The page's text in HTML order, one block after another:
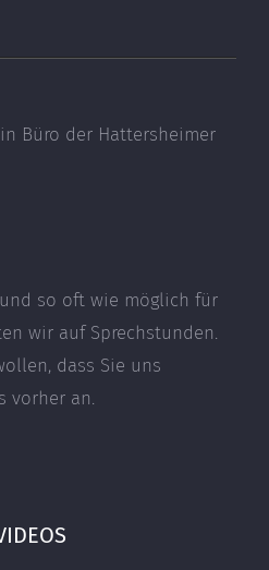
Büro der Hattersheimer
so oft wie möglich für
wir auf Sprechstunden.
dass Sie uns
vorher an.